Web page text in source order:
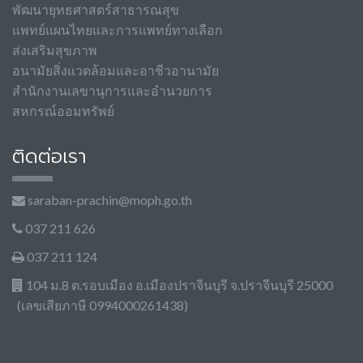
พัฒนายุทธศาสตร์สาธารณสุข
แพทย์แผนไทยและการแพทย์ทางเลือก
ส่งเสริมสุขภาพ
อนามัยสิ่งแวดล้อมและอาชีวอานามัย
สำนักงานเลขานุการและอำนวยการ
สหกรณ์ออมทรัพย์
ติดต่อเรา
saraban-prachin@moph.go.th
037 211 626
037 211 124
104 ม.8 ต.รอบเมือง อ.เมืองปราจีนบุรี จ.ปราจีนบุรี 25000
(เลขเสียภาษี 0994000261438)